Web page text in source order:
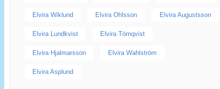
Elvira Wiklund Elvira Ohlsson Elvira Augustsson
Elvira Lundkvist Elvira Törnqvist
Elvira Hjalmarsson Elvira Wahlström
Elvira Asplund